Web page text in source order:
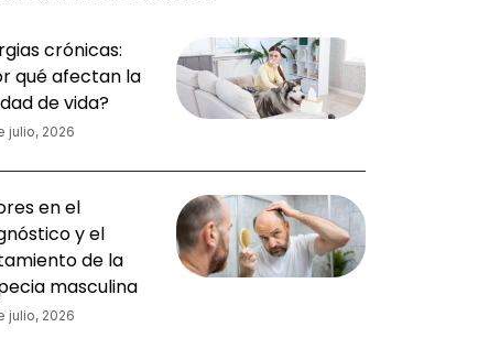
crónicas:
qué afectan la
de vida?
julio, 2026
en el
y el
de la
masculina
julio, 2026